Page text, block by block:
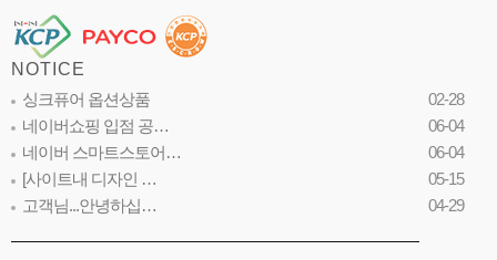
NOTICE
싱크퓨어 옵션상품
02-28
네이버쇼핑 입점 공…
06-04
네이버 스마트스토어…
06-04
[사이트내 디자인 …
05-15
고객님...안녕하십…
04-29